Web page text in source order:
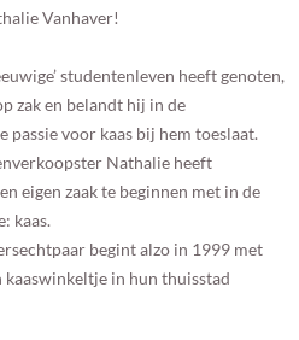
Vanhaver!
studentenleven heeft genoten,
zak en belandt hij in de
passie voor kaas bij hem toeslaat.
Nathalie heeft
eigen zaak te beginnen met in de
kaas.
begint alzo in 1999 met
kaaswinkeltje in hun thuisstad